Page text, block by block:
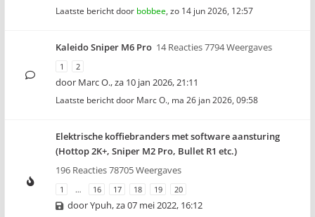
Laatste bericht door bobbee, zo 14 jun 2026, 12:57
Kaleido Sniper M6 Pro 14 Reacties 7794 Weergaves
1 2
door Marc O.,za 10 jan 2026, 21:11
Laatste bericht door Marc O., ma 26 jan 2026, 09:58
Elektrische koffiebranders met software aansturing
(Hottop 2K+, Sniper M2 Pro, Bullet R1 etc.)
196 Reacties 78705 Weergaves
1 … 16 17 18 19 20
doorYpuh,za 07 mei 2022, 16:12